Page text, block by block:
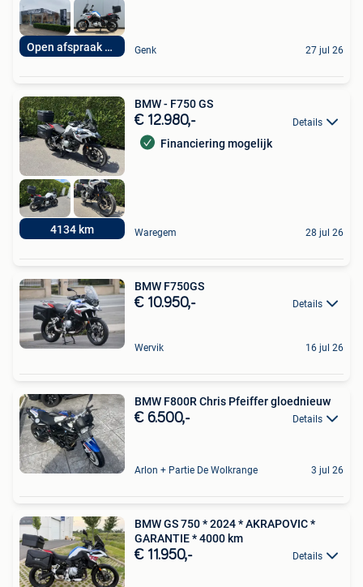
Open afspraak 7op7 Genk 27 jul 26
4134 km
BMW - F750 GS
€ 12.980,- Details
Financiering mogelijk
Waregem 28 jul 26
BMW F750GS
€ 10.950,- Details
Wervik 16 jul 26
BMW F800R Chris Pfeiffer gloednieuw
€ 6.500,- Details
Arlon + Partie De Wolkrange 3 jul 26
BMW GS 750 * 2024 * AKRAPOVIC *
GARANTIE * 4000 km
€ 11.950,- Details